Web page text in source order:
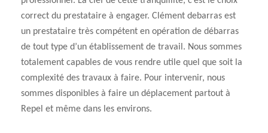
correct du prestataire à engager. Clément debarras est
un prestataire très compétent en opération de débarras
de tout type d’un établissement de travail. Nous sommes
totalement capables de vous rendre utile quel que soit la
complexité des travaux à faire. Pour intervenir, nous
sommes disponibles à faire un déplacement partout à
Repel et même dans les environs.